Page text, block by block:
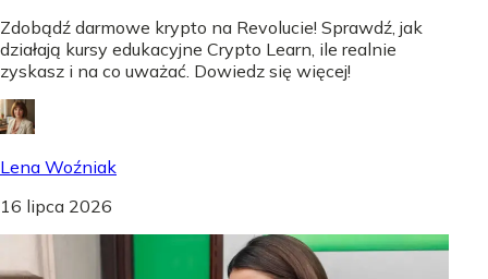
Zdobądź darmowe krypto na Revolucie! Sprawdź, jak
działają kursy edukacyjne Crypto Learn, ile realnie
zyskasz i na co uważać. Dowiedz się więcej!
Lena Woźniak
16 lipca 2026